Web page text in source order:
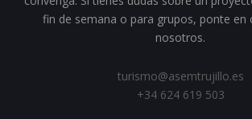
fin de semana o para grupos, ponte en
nosotros.
turismo@asemtrujillo.es
+34 624 619 503